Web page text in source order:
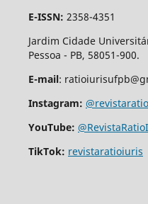
E-ISSN: 2358-4351
Jardim Cidade
Pessoa - PB, 58051-900.
E-mail:
Instagram:
YouTube:
TikTok: revistaratioiuris